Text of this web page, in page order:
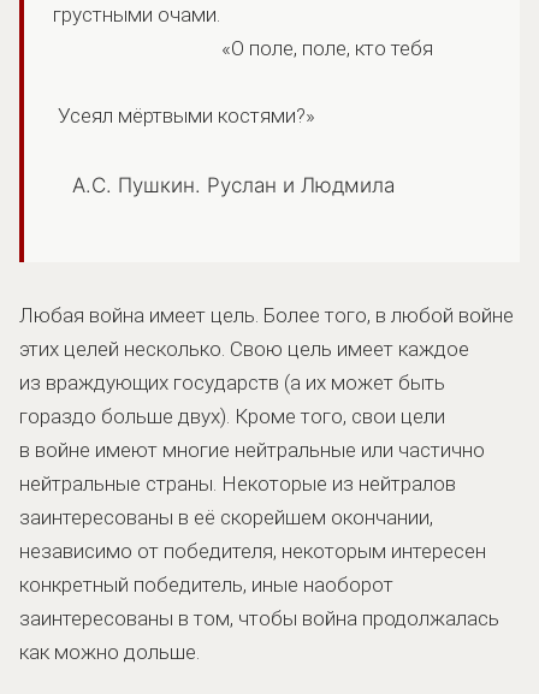
грустными очами.
«О поле, поле, кто тебя
Усеял мёртвыми костями?»
А.С. Пушкин. Руслан и Людмила
Любая война имеет цель. Более того, в любой войне
этих целей несколько. Свою цель имеет каждое
из враждующих государств (а их может быть
гораздо больше двух). Кроме того, свои цели
в войне имеют многие нейтральные или частично
нейтральные страны. Некоторые из нейтралов
заинтересованы в её скорейшем окончании,
независимо от победителя, некоторым интересен
конкретный победитель, иные наоборот
заинтересованы в том, чтобы война продолжалась
как можно дольше.